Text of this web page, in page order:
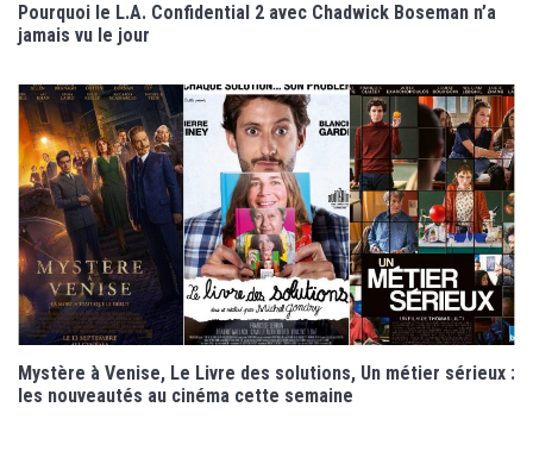
Pourquoi le L.A. Confidential 2 avec Chadwick Boseman n’a
jamais vu le jour
Mystère à Venise, Le Livre des solutions, Un métier sérieux :
les nouveautés au cinéma cette semaine